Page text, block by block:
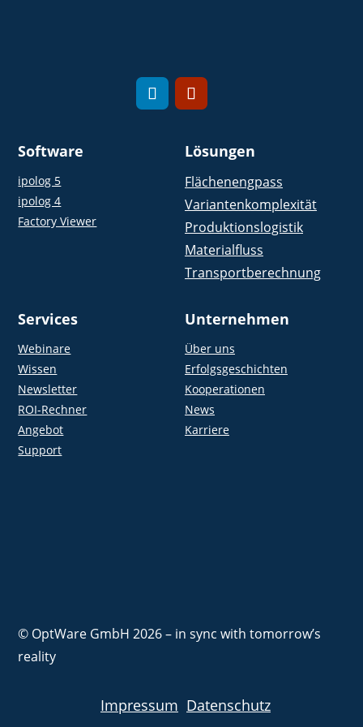
Software
ipolog 5
ipolog 4
Factory Viewer
Lösungen
Flächenengpass
Variantenkomplexität
Produktionslogistik
Materialfluss
Transportberechnung
Services
Webinare
Wissen
Newsletter
ROI-Rechner
Angebot
Support
Unternehmen
Über uns
Erfolgsgeschichten
Kooperationen
News
Karriere
© OptWare GmbH 2026 – in sync with tomorrow’s
reality
Impressum Datenschutz